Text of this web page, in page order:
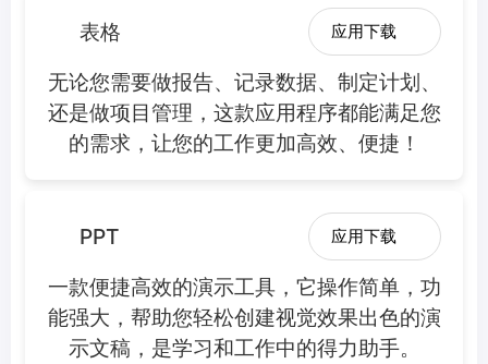
表格 应用下载
无论您需要做报告、记录数据、制定计划、
还是做项目管理，这款应用程序都能满足您
的需求，让您的工作更加高效、便捷！
PPT 应用下载
一款便捷高效的演示工具，它操作简单，功
能强大，帮助您轻松创建视觉效果出色的演
示文稿，是学习和工作中的得力助手。